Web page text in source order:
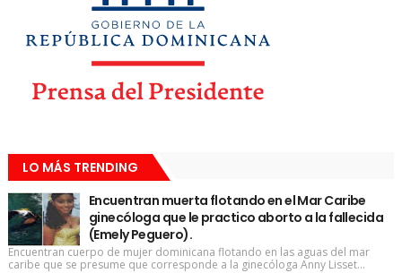
LO MÁS TRENDING
Encuentran muerta flotando en el Mar Caribe
ginecóloga que le practico aborto a la fallecida
(Emely Peguero).
Encuentran cuerpo de mujer dominicana flotando en las aguas del mar
caribe que se presume que corresponde a la ginecóloga Anny Lisset...